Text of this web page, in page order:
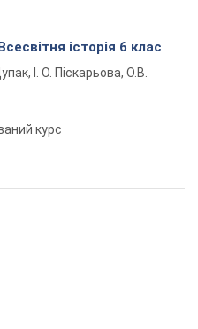
історія 6 клас
І. О. Піскарьова, О.В.
курс